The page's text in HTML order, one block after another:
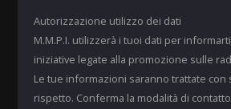
Autorizzazione utilizzo dei dati
M.M.P.I. utilizzerà i tuoi dati per
iniziative legate alla promozione sulle
Le tue informazioni saranno trattate con
rispetto. Conferma la modalità di